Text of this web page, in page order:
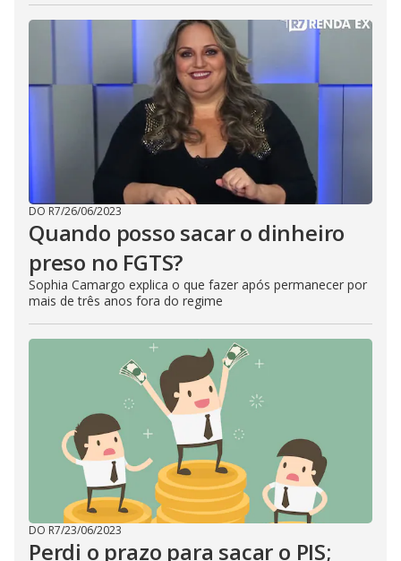
DO R7/26/06/2023
Quando posso sacar o dinheiro
preso no FGTS?
Sophia Camargo explica o que fazer após permanecer por
mais de três anos fora do regime
DO R7/23/06/2023
Perdi o prazo para sacar o PIS;